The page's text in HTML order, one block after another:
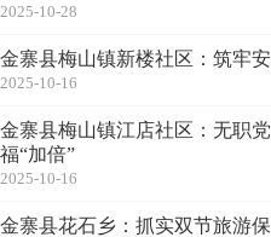
2025-10-28
金寨县梅山镇新楼社区：筑牢
2025-10-16
金寨县梅山镇江店社区：无职
福“加倍”
2025-10-16
金寨县花石乡：抓实双节旅游